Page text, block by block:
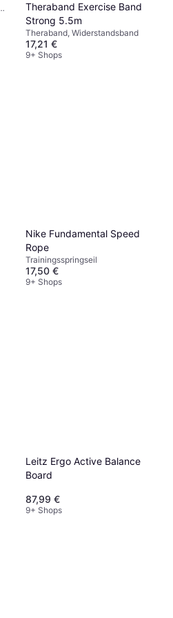
Theraband Exercise Band
Strong 5.5m
Theraband, Widerstandsband
17,21 €
9+ Shops
Nike Fundamental Speed ​​
Rope
Trainingsspringseil
17,50 €
9+ Shops
Leitz Ergo Active Balance
Board
87,99 €
9+ Shops